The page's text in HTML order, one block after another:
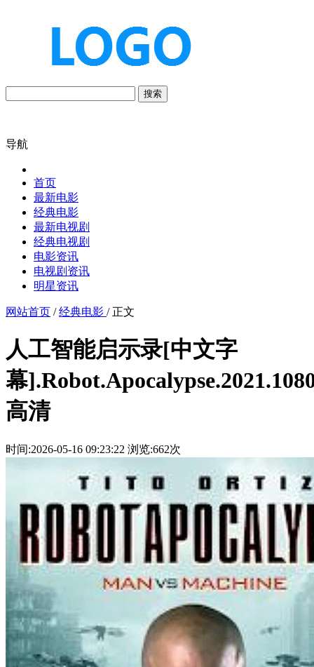
搜索
导航
首页
最新电影
经典电影
最新电视剧
经典电视剧
电影资讯
电视剧资讯
明星资讯
网站首页 /经典电影 / 正文
人工智能启示录[中文字
幕
高清
时间:2026-05-16 09:23:22 浏览:662次